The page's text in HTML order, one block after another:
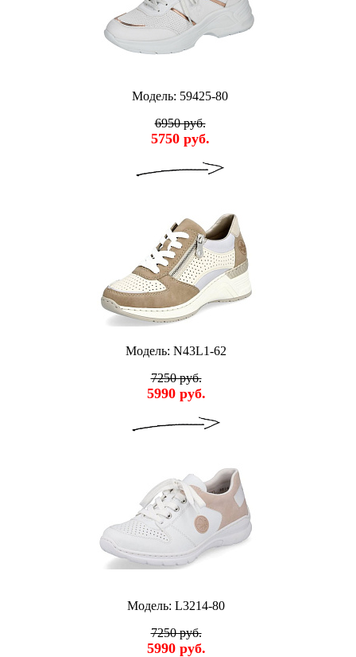
Модель: 59425-80
6950 руб.
5750 руб.
Модель: N43L1-62
7250 руб.
5990 руб.
Модель: L3214-80
7250 руб.
5990 руб.